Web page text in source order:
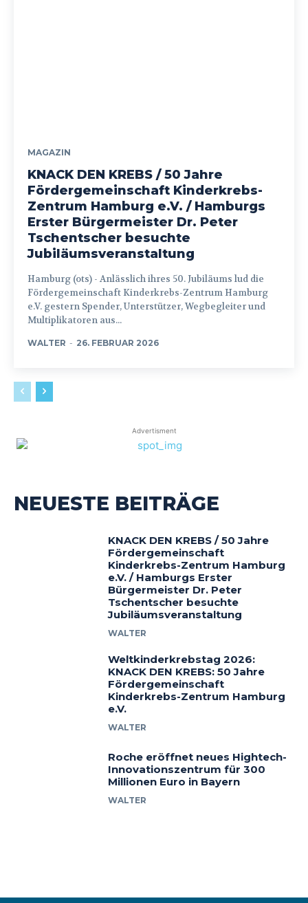
MAGAZIN
KNACK DEN KREBS / 50 Jahre
Fördergemeinschaft Kinderkrebs-
Zentrum Hamburg e.V. / Hamburgs
Erster Bürgermeister Dr. Peter
Tschentscher besuchte
Jubiläumsveranstaltung
Hamburg (ots) - Anlässlich ihres 50. Jubiläums lud die
Fördergemeinschaft Kinderkrebs-Zentrum Hamburg
e.V. gestern Spender, Unterstützer, Wegbegleiter und
Multiplikatoren aus...
WALTER - 26. FEBRUAR 2026
Advertisment
NEUESTE BEITRÄGE
KNACK DEN KREBS / 50 Jahre
Fördergemeinschaft
Kinderkrebs-Zentrum Hamburg
e.V. / Hamburgs Erster
Bürgermeister Dr. Peter
Tschentscher besuchte
Jubiläumsveranstaltung
WALTER
Weltkinderkrebstag 2026:
KNACK DEN KREBS: 50 Jahre
Fördergemeinschaft
Kinderkrebs-Zentrum Hamburg
e.V.
WALTER
Roche eröffnet neues Hightech-
Innovationszentrum für 300
Millionen Euro in Bayern
WALTER